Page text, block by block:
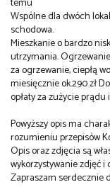
Wspólne dla dwóch
schodowa.
Mieszkanie o bardzo
utrzymania.
za ogrzewanie, ciepłą
miesięcznie ok.290 zł
opłaty za zużycie prądu
Powyższy opis ma
rozumieniu przepisów
Opis oraz zdjęcia są
wykorzystywanie zdjęć
Zapraszam serdecznie